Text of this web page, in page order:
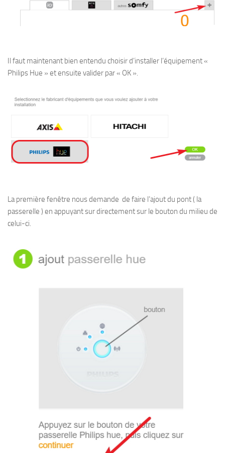
Il faut maintenant bien entendu choisir d’installer l’équipement «
Philips Hue » et ensuite valider par « OK ».
La première fenêtre nous demande de faire l’ajout du pont ( la
passerelle ) en appuyant sur directement sur le bouton du milieu de
celui-ci.